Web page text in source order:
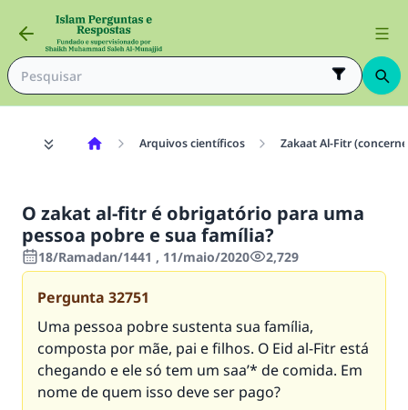
Arquivos científicos Zakaat Al-Fitr
O zakat al-fitr é obrigatório para uma
pessoa pobre e sua família?
18/Ramadan/1441 , 11/maio/2020 2,729
Pergunta 32751
Uma pessoa pobre sustenta sua família,
composta por mãe, pai e filhos. O Eid al-Fitr está
chegando e ele só tem um saa’* de comida. Em
nome de quem isso deve ser pago?